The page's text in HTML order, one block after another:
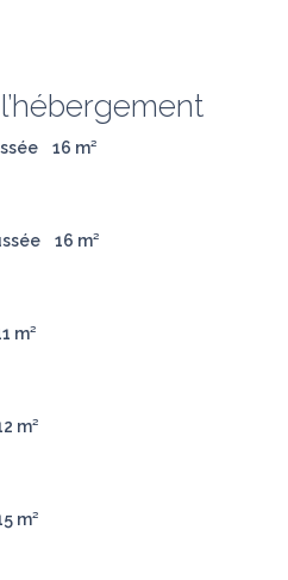
16 m²
16 m²
m²
m²
m²